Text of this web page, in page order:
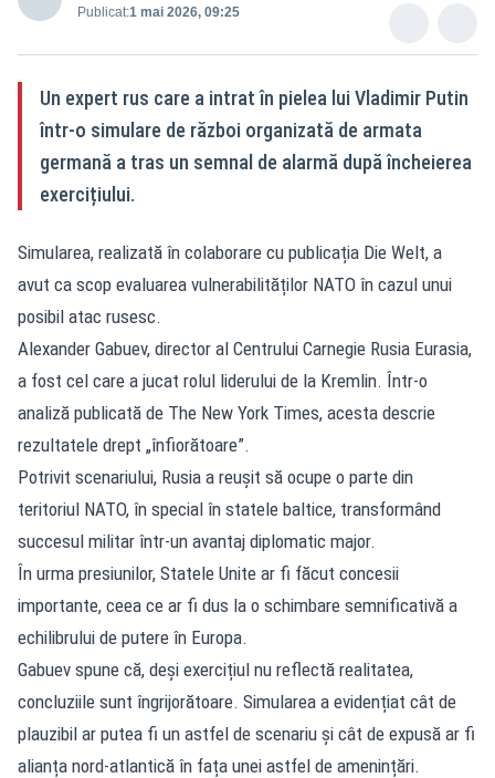
Publicat:1 mai 2026, 09:25
Un expert rus care a intrat în pielea lui Vladimir Putin
într-o simulare de război organizată de armata
germană a tras un semnal de alarmă după încheierea
exercițiului.
Simularea, realizată în colaborare cu publicația Die Welt, a
avut ca scop evaluarea vulnerabilităților NATO în cazul unui
posibil atac rusesc.
Alexander Gabuev, director al Centrului Carnegie Rusia Eurasia,
a fost cel care a jucat rolul liderului de la Kremlin. Într-o
analiză publicată de The New York Times, acesta descrie
rezultatele drept „înfiorătoare”.
Potrivit scenariului, Rusia a reușit să ocupe o parte din
teritoriul NATO, în special în statele baltice, transformând
succesul militar într-un avantaj diplomatic major.
În urma presiunilor, Statele Unite ar fi făcut concesii
importante, ceea ce ar fi dus la o schimbare semnificativă a
echilibrului de putere în Europa.
Gabuev spune că, deși exercițiul nu reflectă realitatea,
concluziile sunt îngrijorătoare. Simularea a evidențiat cât de
plauzibil ar putea fi un astfel de scenariu și cât de expusă ar fi
alianța nord-atlantică în fața unei astfel de amenințări.